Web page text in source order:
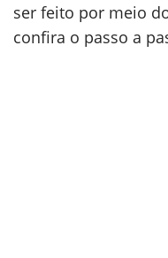
ser feito por meio
confira o passo a